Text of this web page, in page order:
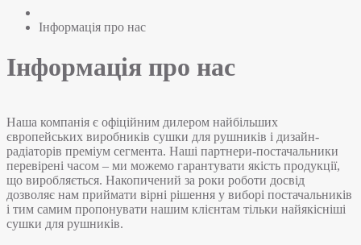
Інформація про нас
Інформація про нас
Наша компанія є офіційним дилером найбільших
європейських виробників сушки для рушників і дизайн-
радіаторів преміум сегмента. Наші партнери-постачальники
перевірені часом – ми можемо гарантувати якість продукції,
що виробляється. Накопичений за роки роботи досвід
дозволяє нам приймати вірні рішення у виборі постачальників
і тим самим пропонувати нашим клієнтам тільки найякісніші
сушки для рушників.